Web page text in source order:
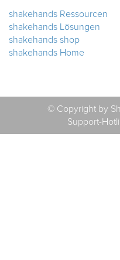
shakehands Ressourcen
shakehands Lösungen
shakehands shop
shakehands Home
© Copyright by
Support-